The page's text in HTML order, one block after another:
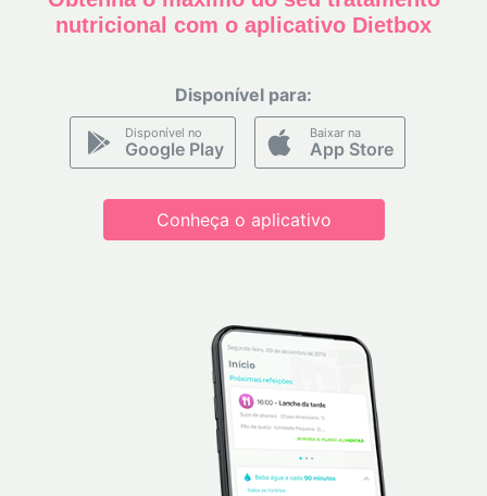
nutricional com o aplicativo Dietbox
Disponível para:
Disponível no
Google Play
Baixar na
App Store
Conheça o aplicativo